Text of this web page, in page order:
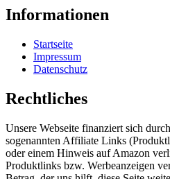
Informationen
Startseite
Impressum
Datenschutz
Rechtliches
Unsere Webseite finanziert sich
sogenannten Affiliate Links
oder einem Hinweis auf Amazon
Produktlinks bzw. Werbeanzeigen